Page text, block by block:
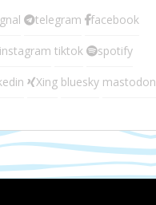
telegram facebook
tiktok spotify
Xing bluesky mastodon